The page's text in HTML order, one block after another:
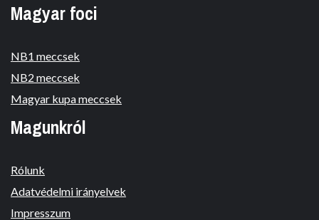
Magyar foci
NB1 meccsek
NB2 meccsek
Magyar kupa meccsek
Magunkról
Rólunk
Adatvédelmi irányelvek
Impresszum